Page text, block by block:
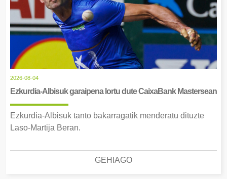
2026-08-04
Ezkurdia-Albisuk garaipena lortu dute CaixaBank Mastersean
Ezkurdia-Albisuk tanto bakarragatik menderatu dituzte
Laso-Martija Beran.
GEHIAGO